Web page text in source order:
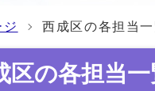
ジ 西成区の各担当一
区の各担当